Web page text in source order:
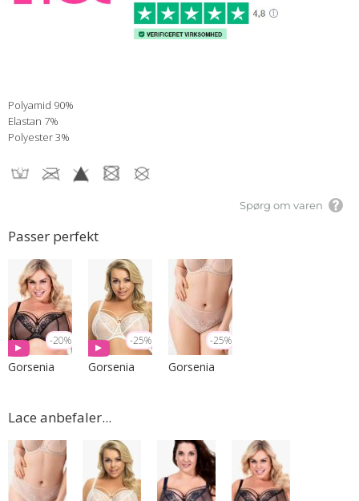
Polyamid 90%
Elastan 7%
Polyester 3%
Spørg om varen
Passer perfekt
-20%
Gorsenia
-25%
Gorsenia
-25%
Gorsenia
Lace anbefaler...